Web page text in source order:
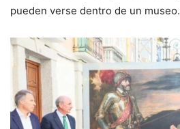
pueden verse dentro de un museo.